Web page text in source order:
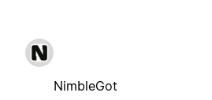
NimbleGot